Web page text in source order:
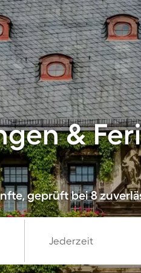
&
geprüft bei 8
Jederzeit